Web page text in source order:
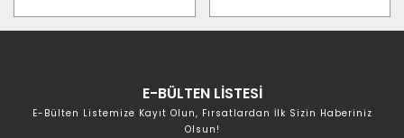
E-BÜLTEN LİSTESİ
E-Bülten Listemize Kayıt Olun, Fırsatlardan İlk Sizin Haberiniz
Olsun!